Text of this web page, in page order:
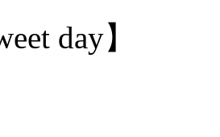
day】